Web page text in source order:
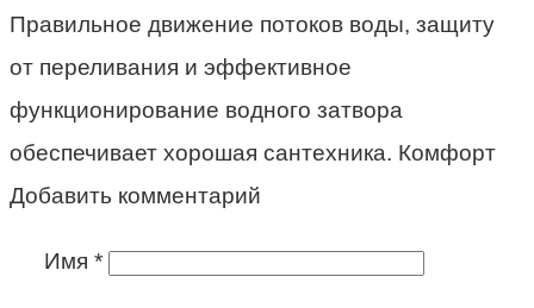
Правильное движение потоков воды, защиту
от переливания и эффективное
функционирование водного затвора
обеспечивает хорошая сантехника. Комфорт
Добавить комментарий
Имя *